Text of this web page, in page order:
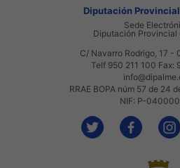
Diputación
Sede
Diputación Provincial
C/ Navarro Rodrigo, 17 -
Telf 950 211 100 Fax:
RRAE BOPA núm 57 de 24
NIF: P-